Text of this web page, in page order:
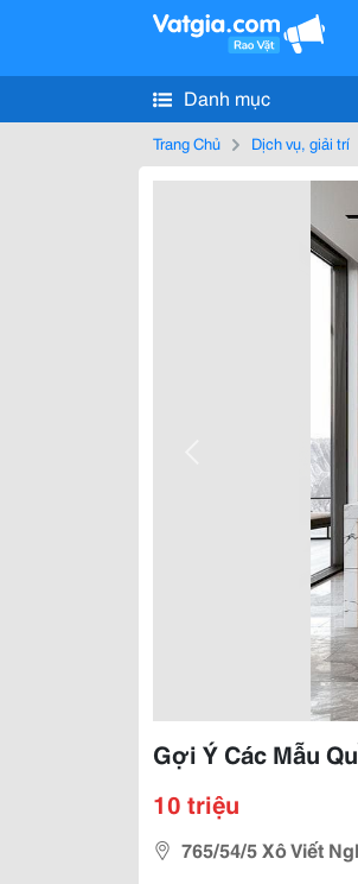
Danh mục
Trang Chủ Dịch vụ, giải trí
Gợi Ý Các Mẫu
10 triệu
765/54/5 Xô Viết